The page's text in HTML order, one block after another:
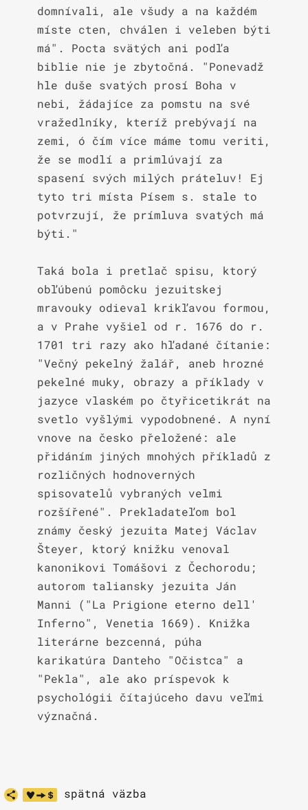
domnívali, ale všudy a na každém
míste cten, chválen i veleben býti
má". Pocta svätých ani podľa
biblie nie je zbytočná. "Ponevadž
hle duše svatých prosí Boha v
nebi, žádajíce za pomstu na své
vražedlníky, kteríž prebývají na
zemi, ó čím více máme tomu veriti,
že se modlí a primlúvají za
spasení svých milých práteluv! Ej
tyto tri místa Písem s. stale to
potvrzují, že prímluva svatých má
býti."
Taká bola i pretlač spisu, ktorý
obľúbenú pomôcku jezuitskej
mravouky odieval krikľavou formou,
a v Prahe vyšiel od r. 1676 do r.
1701 tri razy ako hľadané čítanie:
"Večný pekelný žalář, aneb hrozné
pekelné muky, obrazy a příklady v
jazyce vlaském po čtyřicetikrát na
svetlo vyšlými vypodobnené. A nyní
vnove na česko přeložené: ale
přidáním jiných mnohých příkladů z
rozličných hodnoverných
spisovatelů vybraných velmi
rozšířené". Prekladateľom bol
známy český jezuita Matej Václav
Šteyer, ktorý knižku venoval
kanonikovi Tomášovi z Čechorodu;
autorom taliansky jezuita Ján
Manni ("La Prigione eterno dell'
Inferno", Venetia 1669). Knižka
literárne bezcenná, púha
karikatúra Danteho "Očistca" a
"Pekla", ale ako príspevok k
psychológii čítajúceho davu veľmi
význačná.
spätná väzba